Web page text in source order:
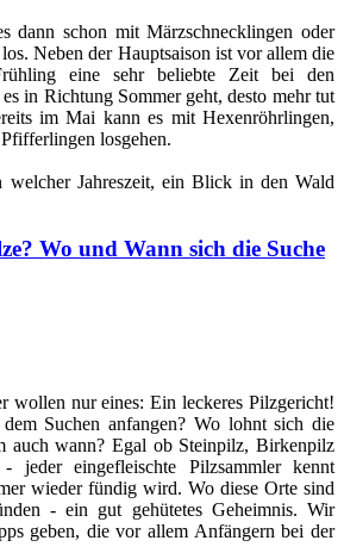
dann schon mit Märzschnecklingen oder
Neben der Hauptsaison ist vor allem die
eine sehr beliebte Zeit bei den
in Richtung Sommer geht, desto mehr tut
im Mai kann es mit Hexenröhrlingen,
losgehen.
welcher Jahreszeit, ein Blick in den Wald
Wo und Wann sich die Suche
wollen nur eines: Ein leckeres Pilzgericht!
Suchen anfangen? Wo lohnt sich die
auch wann? Egal ob Steinpilz, Birkenpilz
jeder eingefleischte Pilzsammler kennt
wieder fündig wird. Wo diese Orte sind
- ein gut gehütetes Geheimnis. Wir
geben, die vor allem Anfängern bei der